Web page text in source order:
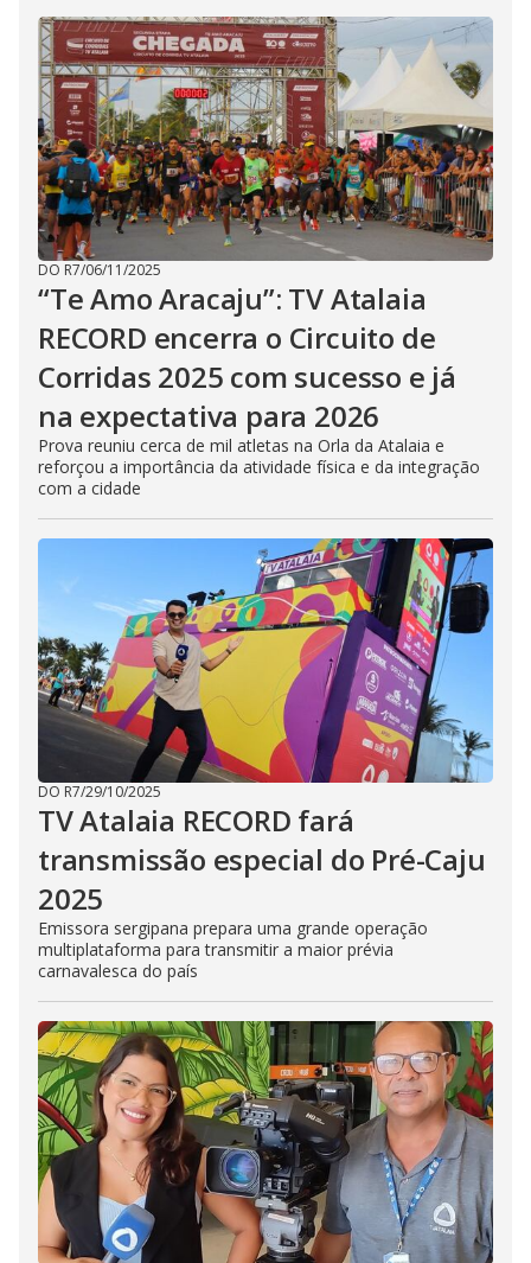
DO R7/06/11/2025
“Te Amo Aracaju”: TV Atalaia
RECORD encerra o Circuito de
Corridas 2025 com sucesso e já
na expectativa para 2026
Prova reuniu cerca de mil atletas na Orla da Atalaia e
reforçou a importância da atividade física e da integração
com a cidade
DO R7/29/10/2025
TV Atalaia RECORD fará
transmissão especial do Pré-Caju
2025
Emissora sergipana prepara uma grande operação
multiplataforma para transmitir a maior prévia
carnavalesca do país